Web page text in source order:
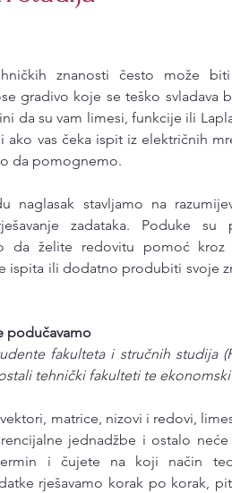
znanosti često može
gradivo koje se teško svladava
da su vam limesi, funkcije ili
ako vas čeka ispit iz električnih
da pomognemo.
naglasak stavljamo na
zadataka. Poduke su
da želite redovitu pomoć kroz
ispita ili dodatno produbiti svoje
podučavamo
fakulteta i stručnih studija
tehnički fakulteti te
vektori, matrice, nizovi i redovi,
jednadžbe i ostalo
i čujete na koji način
rješavamo korak po korak,